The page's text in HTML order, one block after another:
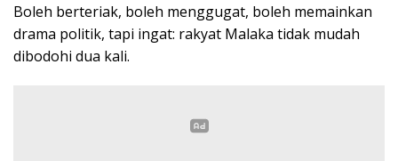
Boleh berteriak, boleh menggugat, boleh memainkan
drama politik, tapi ingat: rakyat Malaka tidak mudah
dibodohi dua kali.